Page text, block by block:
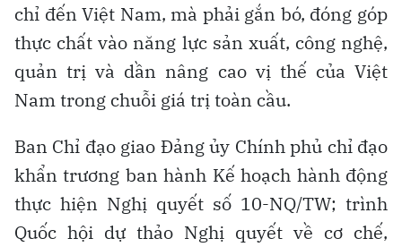
chỉ đến Việt Nam, mà phải gắn bó, đóng góp
thực chất vào năng lực sản xuất, công nghệ,
quản trị và dần nâng cao vị thế của Việt
Nam trong chuỗi giá trị toàn cầu.
Ban Chỉ đạo giao Đảng ủy Chính phủ chỉ đạo
khẩn trương ban hành Kế hoạch hành động
thực hiện Nghị quyết số 10-NQ/TW; trình
Quốc hội dự thảo Nghị quyết về cơ chế,